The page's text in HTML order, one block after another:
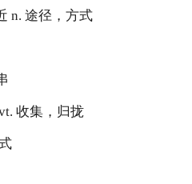
n. 途径，方式
收集，归拢